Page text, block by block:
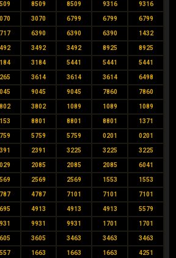
8509 8509 9316 9316
3070 6799 6799 6799
6390 6390 6390 1432
3492 3492 8925 8925
3184 5441 5441 5441
3614 3614 3614 6498
9045 9045 7860 7860
3802 1089 1089 1089
8801 8801 8801 1371
5759 5759 0201 0201
2391 3225 3225 3225
2085 2085 2085 6041
2569 2569 1553 1553
4787 7101 7101 7101
4913 4913 4913 5579
9931 9931 1701 1701
3605 3463 3463 3463
1663 1663 1663 4251